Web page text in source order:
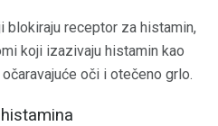
receptor za histamin,
koji izazivaju histamin kao
oči i otečeno grlo.